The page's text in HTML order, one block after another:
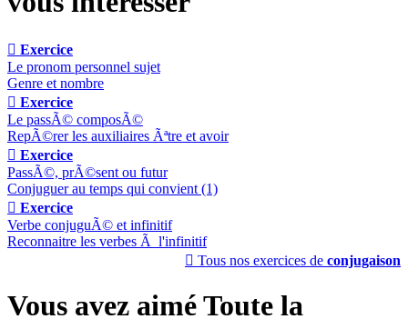
 Exercice
Le pronom personnel sujet
Genre et nombre
 Exercice
Le passÃ© composÃ©
RepÃ©rer les auxiliaires Ãªtre et avoir
 Exercice
PassÃ©, prÃ©sent ou futur
Conjuguer au temps qui convient (1)
 Exercice
Verbe conjuguÃ© et infinitif
Reconnaitre les verbes Ã l'infinitif
 Tous nos exercices de conjugaison
Vous avez aimé Toute la